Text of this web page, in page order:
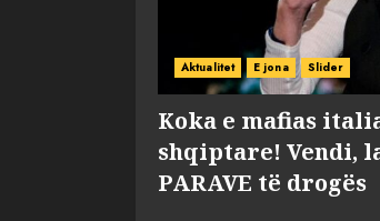
Aktualitet E jona Slider
Koka e mafias
shqiptare! Vendi,
PARAVE të drogës